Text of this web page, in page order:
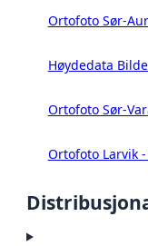
Ortofoto Sør-
Høydedata
Ortofoto Sør-
Ortofoto Larvik